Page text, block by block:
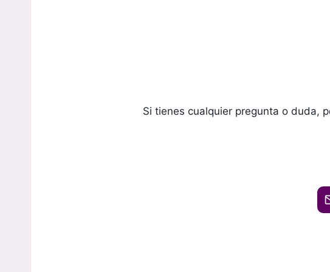
Si tienes cualquier pregunta o duda,